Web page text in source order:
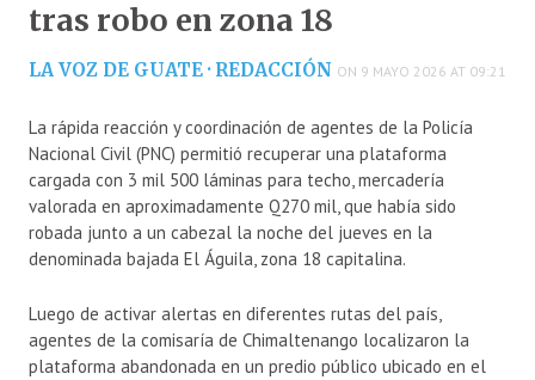
tras robo en zona 18
LA VOZ DE GUATE · REDACCIÓN ON 9 MAYO 2026 AT 09:21
La rápida reacción y coordinación de agentes de la Policía
Nacional Civil (PNC) permitió recuperar una plataforma
cargada con 3 mil 500 láminas para techo, mercadería
valorada en aproximadamente Q270 mil, que había sido
robada junto a un cabezal la noche del jueves en la
denominada bajada El Águila, zona 18 capitalina.
Luego de activar alertas en diferentes rutas del país,
agentes de la comisaría de Chimaltenango localizaron la
plataforma abandonada en un predio público ubicado en el